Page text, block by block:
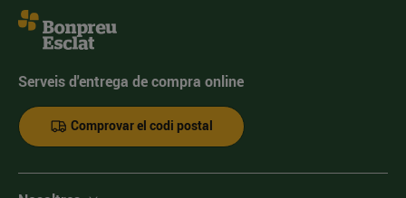
Serveis d'entrega de compra online
Comprovar el codi postal